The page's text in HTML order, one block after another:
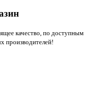
качество, по доступным
производителей!